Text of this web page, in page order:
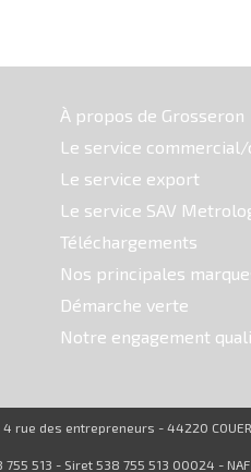
À propos de Grosseron
Le service
Le service export
Le service SAV
Téléchargements
Nos principales
Démarche verte
Notre engagement
4 rue des entrepreneurs - 44220
513 - Siret 538 755 513 00024 -